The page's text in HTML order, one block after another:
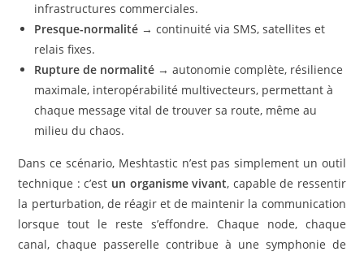
infrastructures commerciales.
Presque-normalité → continuité via SMS, satellites et
relais fixes.
Rupture de normalité → autonomie complète, résilience
maximale, interopérabilité multivecteurs, permettant à
chaque message vital de trouver sa route, même au
milieu du chaos.
Dans ce scénario, Meshtastic n’est pas simplement un outil
technique : c’est un organisme vivant, capable de ressentir
la perturbation, de réagir et de maintenir la communication
lorsque tout le reste s’effondre. Chaque node, chaque
canal, chaque passerelle contribue à une symphonie de